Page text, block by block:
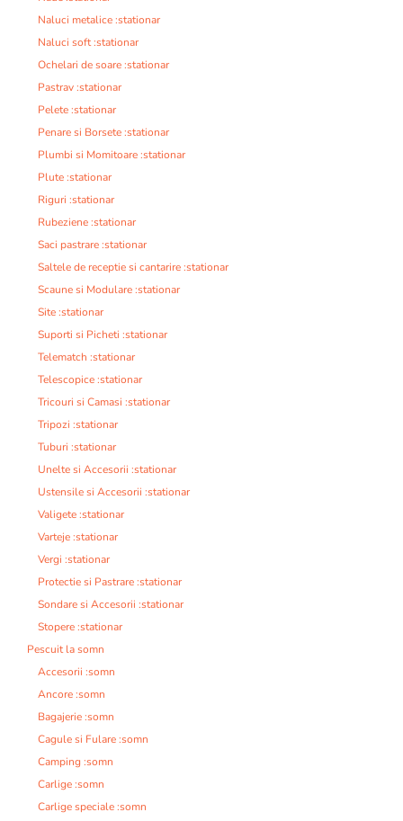
Naluci metalice :stationar
Naluci soft :stationar
Ochelari de soare :stationar
Pastrav :stationar
Pelete :stationar
Penare si Borsete :stationar
Plumbi si Momitoare :stationar
Plute :stationar
Riguri :stationar
Rubeziene :stationar
Saci pastrare :stationar
Saltele de receptie si cantarire :stationar
Scaune si Modulare :stationar
Site :stationar
Suporti si Picheti :stationar
Telematch :stationar
Telescopice :stationar
Tricouri si Camasi :stationar
Tripozi :stationar
Tuburi :stationar
Unelte si Accesorii :stationar
Ustensile si Accesorii :stationar
Valigete :stationar
Varteje :stationar
Vergi :stationar
Protectie si Pastrare :stationar
Sondare si Accesorii :stationar
Stopere :stationar
Pescuit la somn
Accesorii :somn
Ancore :somn
Bagajerie :somn
Cagule si Fulare :somn
Camping :somn
Carlige :somn
Carlige speciale :somn